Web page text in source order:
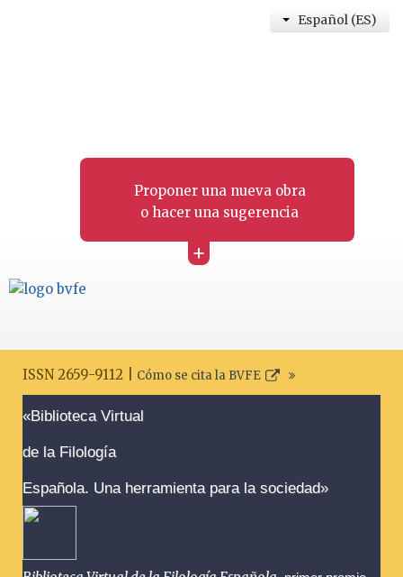
Proponer una nueva obra
o hacer una sugerencia
+
Español (ES)
ISSN 2659-9112 | Cómo se cita la BVFE
«Biblioteca Virtual
de la Filología
Española. Una herramienta para la sociedad»